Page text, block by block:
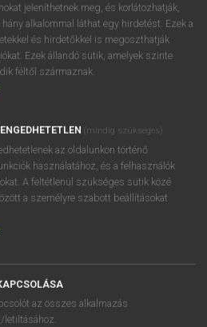
APPLIKÁCIÓ
OFFICE BŐVÍTMÉNY
SZÓTÁRMODUL
NYELVVIZSGA
INTÉZMÉNYEKNEK
MEGOLDÁSOK
RÓLUNK
BEÁLLÍTÁSOK
jeleníthetnek meg, és korlátozhatják,
alkalommal láthat egy hirdetést. Ezek a
és hirdetőkkel is megoszthatják
Ezek állandó sütik, amelyek szinte
féltől származnak.
(mindig szükséges)
az oldalunkon történő
használatához, és a felhasználók
A feltétlenül szükséges sütik közé
a személyre szabott beállításokat
az összes alkalmazás